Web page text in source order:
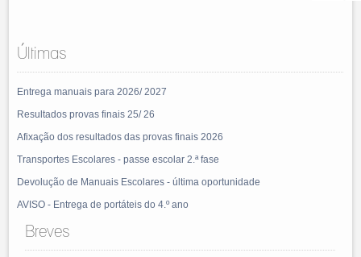
Últimas
Entrega manuais para 2026/ 2027
Resultados provas finais 25/ 26
Afixação dos resultados das provas finais 2026
Transportes Escolares - passe escolar 2.ª fase
Devolução de Manuais Escolares - última oportunidade
AVISO - Entrega de portáteis do 4.º ano
Breves